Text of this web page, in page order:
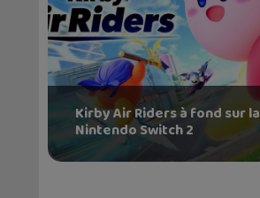
Kirby Air Riders à fond sur la
Nintendo Switch 2